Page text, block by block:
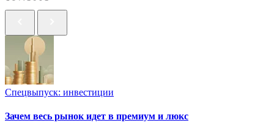
Спецвыпуск: инвестиции
Зачем весь рынок идет в премиум и люкс